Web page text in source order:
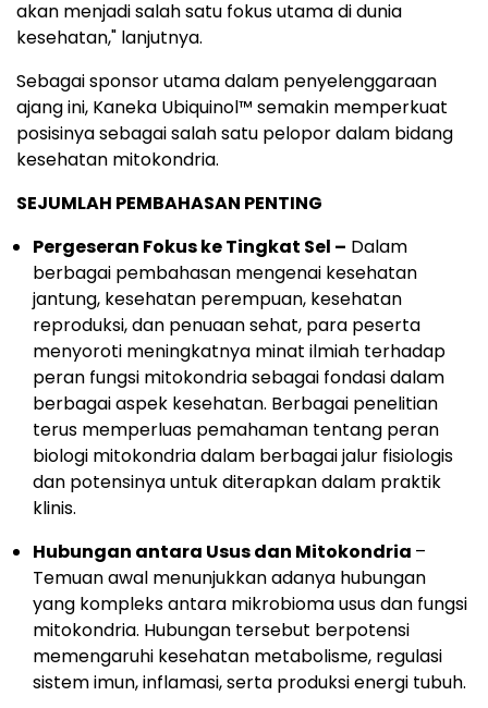
akan menjadi salah satu fokus utama di dunia
kesehatan," lanjutnya.
Sebagai sponsor utama dalam penyelenggaraan
ajang ini, Kaneka Ubiquinol™ semakin memperkuat
posisinya sebagai salah satu pelopor dalam bidang
kesehatan mitokondria.
SEJUMLAH PEMBAHASAN PENTING
Pergeseran Fokus ke Tingkat Sel – Dalam
berbagai pembahasan mengenai kesehatan
jantung, kesehatan perempuan, kesehatan
reproduksi, dan penuaan sehat, para peserta
menyoroti meningkatnya minat ilmiah terhadap
peran fungsi mitokondria sebagai fondasi dalam
berbagai aspek kesehatan. Berbagai penelitian
terus memperluas pemahaman tentang peran
biologi mitokondria dalam berbagai jalur fisiologis
dan potensinya untuk diterapkan dalam praktik
klinis.
Hubungan antara Usus dan Mitokondria –
Temuan awal menunjukkan adanya hubungan
yang kompleks antara mikrobioma usus dan fungsi
mitokondria. Hubungan tersebut berpotensi
memengaruhi kesehatan metabolisme, regulasi
sistem imun, inflamasi, serta produksi energi tubuh.